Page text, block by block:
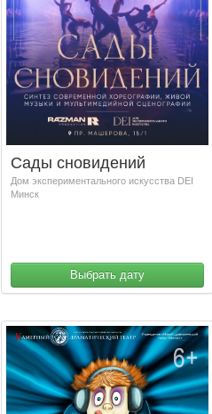
Сады сновидений
Дом экспериментального искусства DEI
Минск
Выбрать дату